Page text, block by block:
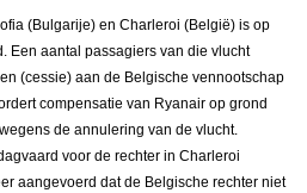
(Bulgarije) en Charleroi (België) is op
Een aantal passagiers van die vlucht
(cessie) aan de Belgische vennootschap
compensatie van Ryanair op grond
de annulering van de vlucht.
voor de rechter in Charleroi
aangevoerd dat de Belgische rechter niet